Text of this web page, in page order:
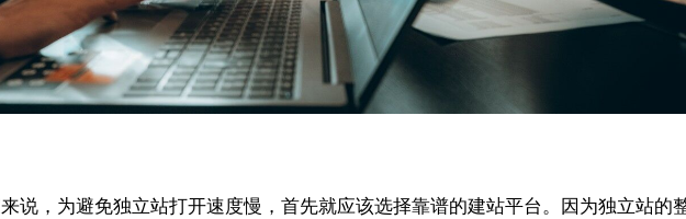
说，为避免独立站打开速度慢，首先就应该选择靠谱的建站平台。因为独立站的